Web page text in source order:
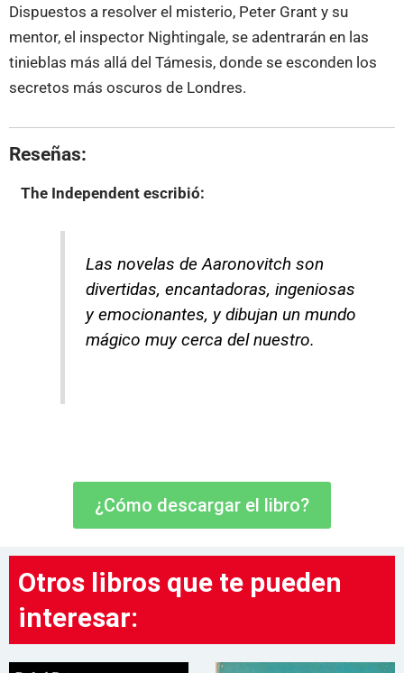
Dispuestos a resolver el misterio, Peter Grant y su
mentor, el inspector Nightingale, se adentrarán en las
tinieblas más allá del Támesis, donde se esconden los
secretos más oscuros de Londres.
Reseñas:
The Independentescribió:
Las novelas de Aaronovitch son
divertidas, encantadoras, ingeniosas
y emocionantes, y dibujan un mundo
mágico muy cerca del nuestro.
¿Cómo descargar el libro?
Otros libros que te pueden
interesar: